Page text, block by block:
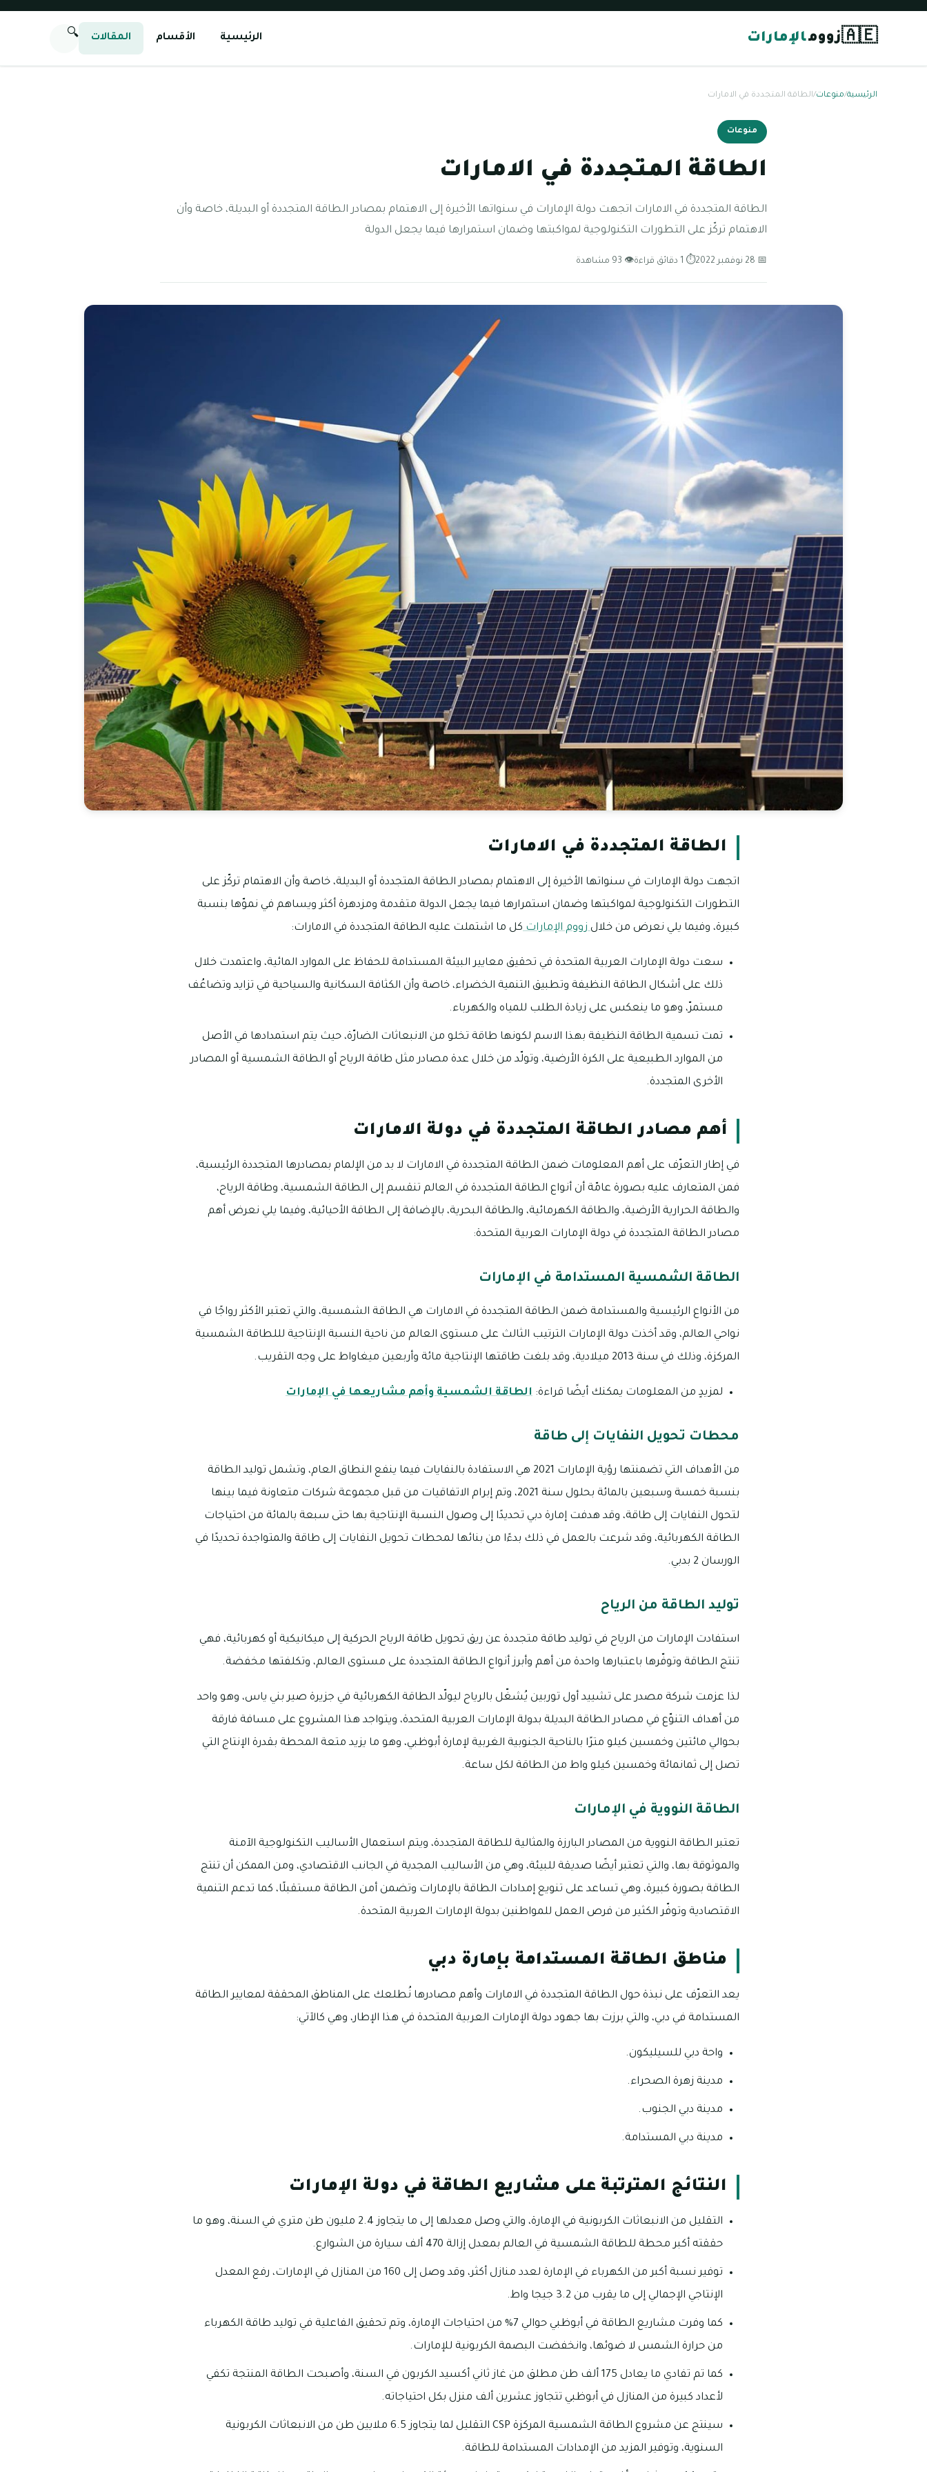
🇦🇪زوومالإمارات الرئيسية الأقسام المقالات 🔍
الرئيسية/منوعات/الطاقة المتجددة في الامارات
منوعات
الطاقة المتجددة في الامارات
الطاقة المتجددة في الامارات اتجهت دولة الإمارات في سنواتها الأخيرة إلى الاهتمام بمصادر الطاقة المتجددة أو البديلة، خاصة وأن
الاهتمام تركّز على التطورات التكنولوجية لمواكبتها وضمان استمرارها فيما يجعل الدولة
📅 28 نوفمبر 2022 ⏱ 1 دقائق قراءة 👁 93 مشاهدة
الطاقة المتجددة في الامارات
اتجهت دولة الإمارات في سنواتها الأخيرة إلى الاهتمام بمصادر الطاقة المتجددة أو البديلة، خاصة وأن الاهتمام تركّز على
التطورات التكنولوجية لمواكبتها وضمان استمرارها فيما يجعل الدولة متقدمة ومزدهرة أكثر ويساهم في نموّها بنسبة
كبيرة، وفيما يلي نعرض من خلالزووم الإماراتكل ما اشتملت عليه الطاقة المتجددة في الامارات:
سعت دولة الإمارات العربية المتحدة في تحقيق معايير البيئة المستدامة للحفاظ على الموارد المائية، واعتمدت خلال
ذلك على أشكال الطاقة النظيفة وتطبيق التنمية الخضراء، خاصة وأن الكثافة السكانية والسياحية في تزايد وتضاعُف
مستمرّ، وهو ما ينعكس على زيادة الطلب للمياه والكهرباء.
تمت تسمية الطاقة النظيفة بهذا الاسم لكونها طاقة تخلو من الانبعاثات الضارّة، حيث يتم استمدادها في الأصل
من الموارد الطبيعية على الكرة الأرضية، وتولّد من خلال عدة مصادر مثل طاقة الرياح أو الطاقة الشمسية أو المصادر
الأخرى المتجددة.
أهم مصادر الطاقة المتجددة في دولة الامارات
في إطار التعرّف على أهم المعلومات ضمن الطاقة المتجددة في الامارات لا بد من الإلمام بمصادرها المتجددة الرئيسية،
فمن المتعارف عليه بصورة عامّة أن أنواع الطاقة المتجددة في العالم تنقسم إلى الطاقة الشمسية، وطاقة الرياح،
والطاقة الحرارية الأرضية، والطاقة الكهرمائية، والطاقة البحرية، بالإضافة إلى الطاقة الأحيائية، وفيما يلي نعرض أهم
مصادر الطاقة المتجددة في دولة الإمارات العربية المتحدة:
الطاقة الشمسية المستدامة في الإمارات
من الأنواع الرئيسية والمستدامة ضمن الطاقة المتجددة في الامارات هي الطاقة الشمسية، والتي تعتبر الأكثر رواجًا في
نواحي العالم، وقد أخذت دولة الإمارات الترتيب الثالث على مستوى العالم من ناحية النسبة الإنتاجية لللطاقة الشمسية
المركزة، وذلك في سنة 2013 ميلادية، وقد بلغت طاقتها الإنتاجية مائة وأربعين ميغاواط على وجه التقريب.
لمزيدٍ من المعلومات يمكنك أيضًا قراءة: الطاقة الشمسية وأهم مشاريعها في الإمارات
محطات تحويل النفايات إلى طاقة
من الأهداف التي تضمنتها رؤية الإمارات 2021 هي الاستفادة بالنفايات فيما ينفع النطاق العام، وتشمل توليد الطاقة
بنسبة خمسة وسبعين بالمائة بحلول سنة 2021، وتم إبرام الاتفاقيات من قبل مجموعة شركات متعاونة فيما بينها
لتحول النفايات إلى طاقة، وقد هدفت إمارة دبي تحديدًا إلى وصول النسبة الإنتاجية بها حتى سبعة بالمائة من احتياجات
الطاقة الكهربائية، وقد شرعت بالعمل في ذلك بدءًا من بنائها لمحطات تحويل النفايات إلى طاقة والمتواجدة تحديدًا في
الورسان 2 بدبي.
توليد الطاقة من الرياح
استفادت الإمارات من الرياح في توليد طاقة متجددة عن ريق تحويل طاقة الرياح الحركية إلى ميكانيكية أو كهربائية، فهي
تنتج الطاقة وتوفّرها باعتبارها واحدة من أهم وأبرز أنواع الطاقة المتجددة على مستوى العالم، وتكلفتها مخفضة.
لذا عزمت شركة مصدر على تشييد أول توربين يُشغّل بالرياح ليولّد الطاقة الكهربائية في جزيرة صير بني ياس، وهو واحد
من أهداف التنوّع في مصادر الطاقة البديلة بدولة الإمارات العربية المتحدة، ويتواجد هذا المشروع على مسافة فارقة
بحوالي مائتين وخمسين كيلو مترًا بالناحية الجنوبية الغربية لإمارة أبوظبي، وهو ما يزيد متعة المحطة بقدرة الإنتاج التي
تصل إلى ثمانمائة وخمسين كيلو واط من الطاقة لكل ساعة.
الطاقة النووية في الإمارات
تعتبر الطاقة النووية من المصادر البارزة والمثالية للطاقة المتجددة، ويتم استعمال الأساليب التكنولوجية الآمنة
والموثوقة بها، والتي تعتبر أيضًا صديقة للبيئة، وهي من الأساليب المجدية في الجانب الاقتصادي، ومن الممكن أن تنتج
الطاقة بصورة كبيرة، وهي تساعد على تنويع إمدادات الطاقة بالإمارات وتضمن أمن الطاقة مستقبلًا، كما تدعم التنمية
الاقتصادية وتوفّر الكثير من فرص العمل للمواطنين بدولة الإمارات العربية المتحدة.
مناطق الطاقة المستدامة بإمارة دبي
يعد التعرّف على نبذة حول الطاقة المتجددة في الامارات وأهم مصادرها نُطلعك على المناطق المحققة لمعايير الطاقة
المستدامة في دبي، والتي برزت بها جهود دولة الإمارات العربية المتحدة في هذا الإطار، وهي كالآتي:
واحة دبي للسيليكون.
مدينة زهرة الصحراء.
مدينة دبي الجنوب.
مدينة دبي المستدامة.
النتائج المترتبة على مشاريع الطاقة في دولة الإمارات
التقليل من الانبعاثات الكربونية في الإمارة، والتي وصل معدلها إلى ما يتجاوز 2.4 مليون طن متري في السنة، وهو ما
حققته أكبر محطة للطاقة الشمسية في العالم بمعدل إزالة 470 ألف سيارة من الشوارع.
توفير نسبة أكبر من الكهرباء في الإمارة لعدد منازل أكثر، وقد وصل إلى 160 من المنازل في الإمارات، رفع المعدل
الإنتاجي الإجمالي إلى ما يقرب من 3.2 جيجا واط.
كما وفرت مشاريع الطاقة في أبوظبي حوالي 7% من احتياجات الإمارة، وتم تحقيق الفاعلية في توليد طاقة الكهرباء
من حرارة الشمس لا ضوئها، وانخفضت البصمة الكربونية للإمارات.
كما تم تفادي ما يعادل 175 ألف طن مطلق من غاز ثاني أكسيد الكربون في السنة، وأصبحت الطاقة المنتجة تكفي
لأعداد كبيرة من المنازل في أبوظبي تتجاوز عشرين ألف منزل بكل احتياجاته.
سينتج عن مشروع الطاقة الشمسية المركزة CSP التقليل لما يتجاوز 6.5 ملايين طن من الانبعاثات الكربونية
السنوية، وتوفير المزيد من الإمدادات المستدامة للطاقة.